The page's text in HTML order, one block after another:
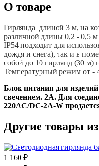
О товаре
Гирлянда длиной 3 м, на
различной длины 0,2 - 0,5 м
IP54 подходит для
дождя и снега), так и в
собой до 10 гирлянд (30 м)
Температурный режим от -
Блок питания для
свечением. 2А. Для
220AC/DC-2A-W
Другие товары
1 160 ₽